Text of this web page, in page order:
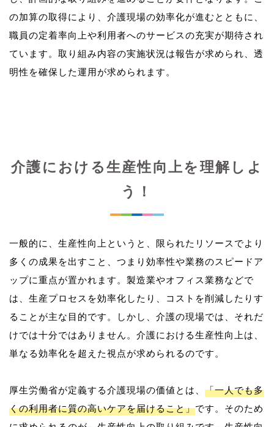
の加算の取得により、介護現場の効率化が進むとともに、
職員の定着率向上や利用者へのサービスの充実が期待され
ています。取り組み内容の実施状況は報告が求められ、透
介護における生産性向上を理解しよ
う！
一般的に、生産性向上というと、限られたリソースでより
多くの成果を出すこと、つまり効率性や業務のスピードア
ップに重点が置かれます。製造業やオフィス業務などで
は、生産プロセスを効率化したり、コストを削減したりす
ることが主な目的です。しかし、介護の現場では、それだ
けでは十分ではありません。介護における生産性向上は、
単なる効率化を超えた視点が求められるのです。
厚生労働省が定義する介護現場の価値とは、 「一人でも多
くの利用者に質の高いケアを届けること」です。そのため